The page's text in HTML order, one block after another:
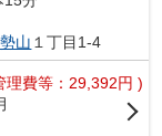
山 １丁目1-4
理費等：29,392円 )